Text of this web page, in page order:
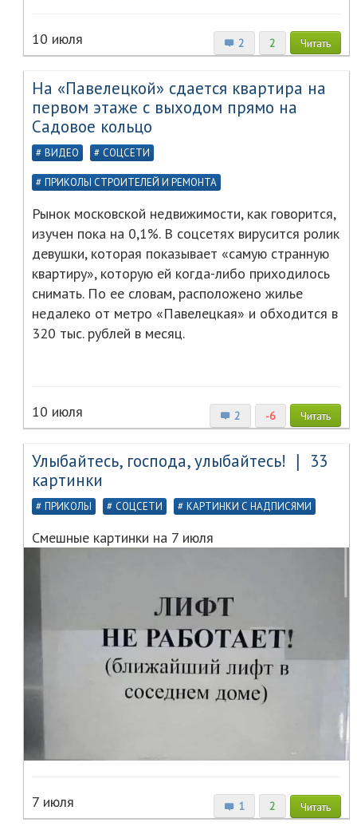
2 2 Читать
10 июля
На «Павелецкой» сдается квартира на
первом этаже с выходом прямо на
Садовое кольцо
ВИДЕО СОЦСЕТИ
ПРИКОЛЫ СТРОИТЕЛЕЙ И РЕМОНТА
Рынок московской недвижимости, как говорится,
изучен пока на 0,1%. В соцсетях вирусится ролик
девушки, которая показывает «самую странную
квартиру», которую ей когда-либо приходилось
снимать. По ее словам, расположено жилье
недалеко от метро «Павелецкая» и обходится в
320 тыс. рублей в месяц.
2 -6 Читать
10 июля
Улыбайтесь, господа, улыбайтесь! ❘ 33
картинки
ПРИКОЛЫ СОЦСЕТИ КАРТИНКИ С НАДПИСЯМИ
Смешные картинки на 7 июля
1 2 Читать
7 июля